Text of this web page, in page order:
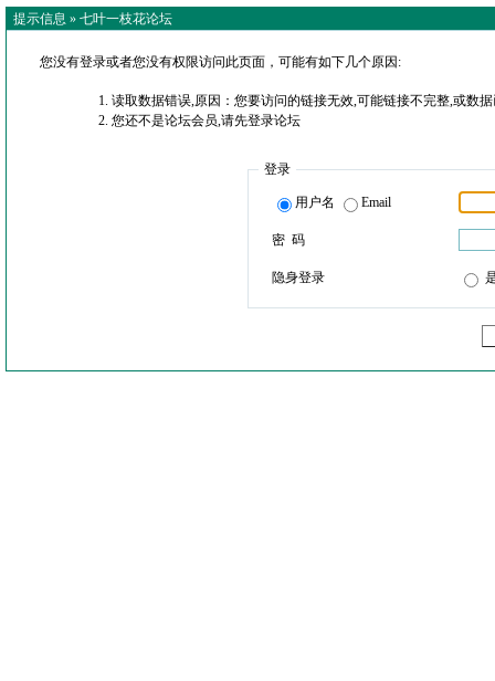
提示信息 » 七叶一枝花论坛
您没有登录或者您没有权限访问此页面，可能有如下几个原因:
读取数据错误,原因：您要访问的链接无效,可能链接不完整,或数
您还不是论坛会员,请先登录论坛
登录
用户名 Email
密 码
隐身登录